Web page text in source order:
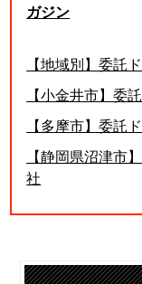
ガジン
【地域別】委託
【小金井市】委
【多摩市】委託
【静岡県沼津市
社